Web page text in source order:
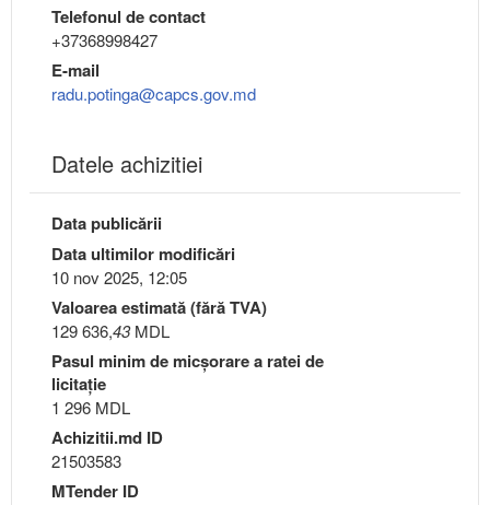
Telefonul de contact
+37368998427
E-mail
radu.potinga@capcs.gov.md
Datele achizitiei
Data publicării
Data ultimilor modificări
10 nov 2025, 12:05
Valoarea estimată (fără TVA)
129 636,43MDL
Pasul minim de micşorare a ratei de
licitaţie
1 296 MDL
Achizitii.md ID
21503583
MTender ID